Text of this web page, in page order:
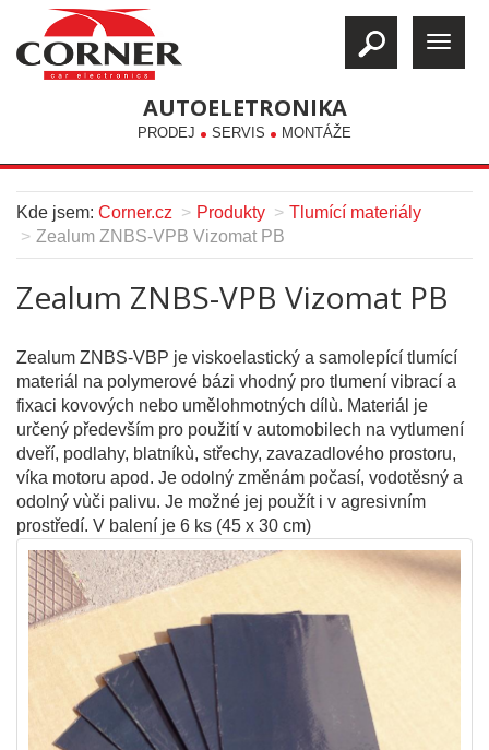
AUTOELETRONIKA
PRODEJ SERVIS MONTÁŽE
Kde jsem: Corner.cz Produkty
Tlumící materiály
Zealum ZNBS-VPB Vizomat PB
Zealum ZNBS-VPB Vizomat PB
Zealum ZNBS-VBP je viskoelastický a samolepící tlumící
materiál na polymerové bázi vhodný pro tlumení vibrací a
fixaci kovových nebo umělohmotných dílù. Materiál je
určený především pro použití v automobilech na vytlumení
dveří, podlahy, blatníkù, střechy, zavazadlového prostoru,
víka motoru apod. Je odolný změnám počasí, vodotěsný a
odolný vùči palivu. Je možné jej použít i v agresivním
prostředí. V balení je 6 ks (45 x 30 cm)